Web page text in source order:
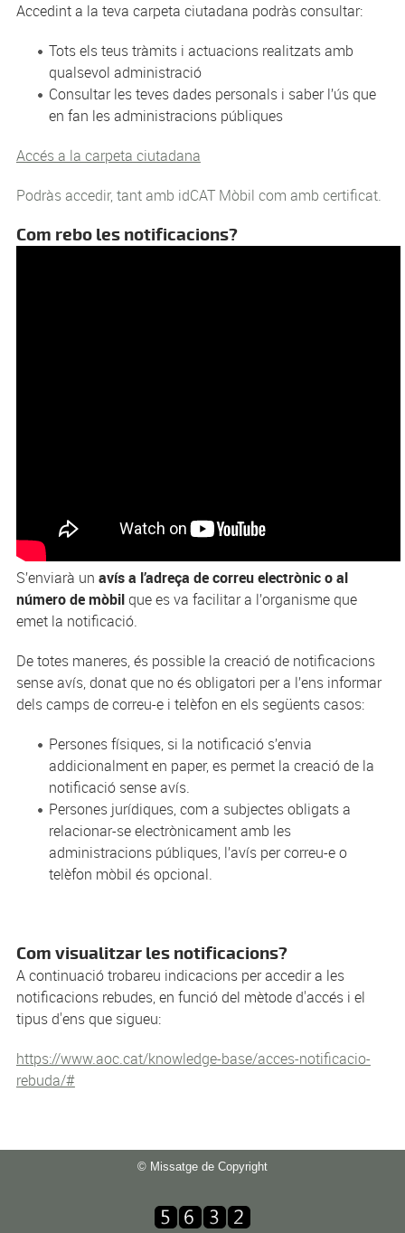
Accedint a la teva carpeta ciutadana podràs consultar:
Tots els teus tràmits i actuacions realitzats amb
qualsevol administració
Consultar les teves dades personals i saber l’ús que
en fan les administracions públiques
Accés a la carpeta ciutadana
Podràs accedir, tant amb idCAT Mòbil com amb certificat.
Com rebo les notificacions?
S’enviarà un avís a l’adreça de correu electrònic o al
número de mòbilque es va facilitar a l’organisme que
emet la notificació.
De totes maneres, és possible la creació de notificacions
sense avís, donat que no és obligatori per a l’ens informar
dels camps de correu-e i telèfon en els següents casos:
Persones físiques, si la notificació s’envia
addicionalment en paper, es permet la creació de la
notificació sense avís.
Persones jurídiques, com a subjectes obligats a
relacionar-se electrònicament amb les
administracions públiques, l’avís per correu-e o
telèfon mòbil és opcional.
Com visualitzar les notificacions?
A continuació trobareu indicacions per accedir a les
notificacions rebudes, en funció del mètode d'accés i el
tipus d'ens que sigueu:
https://www.aoc.cat/knowledge-base/acces-notificacio-
rebuda/#
© Missatge de Copyright